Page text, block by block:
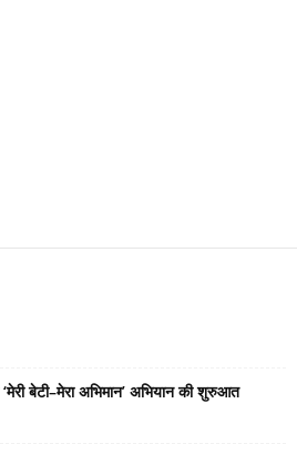
बेटी–मेरा अभिमान’ अभियान की शुरुआत